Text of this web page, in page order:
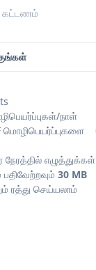
கட்டணம்
நாள்
நேரத்தில் எழுத்துக்கள்
30 MB
ரத்து செய்யலாம்